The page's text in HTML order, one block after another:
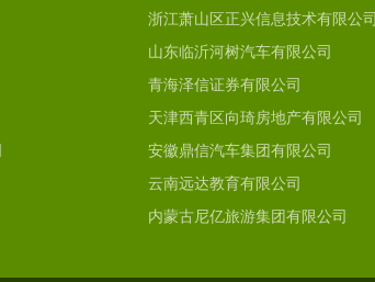
浙江萧山区正兴信息技术有限公司
山东临沂河树汽车有限公司
青海泽信证券有限公司
天津西青区向琦房地产有限公司
安徽鼎信汽车集团有限公司
云南远达教育有限公司
内蒙古尼亿旅游集团有限公司